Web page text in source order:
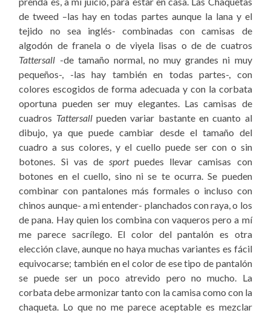
de tweed –las hay en todas partes aunque la lana y el
tejido no sea inglés- combinadas con camisas de
algodón de franela o de viyela lisas o de de cuatros
Tattersall -de tamaño normal, no muy grandes ni muy
pequeños-, -las hay también en todas partes-, con
colores escogidos de forma adecuada y con la corbata
oportuna pueden ser muy elegantes. Las camisas de
cuadros Tattersallpueden variar bastante en cuanto al
dibujo, ya que puede cambiar desde el tamaño del
cuadro a sus colores, y el cuello puede ser con o sin
botones. Si vas de sportpuedes llevar camisas con
botones en el cuello, sino ni se te ocurra. Se pueden
combinar con pantalones más formales o incluso con
chinos aunque- a mi entender- planchados con raya, o los
de pana. Hay quien los combina con vaqueros pero a mí
me parece sacrílego. El color del pantalón es otra
elección clave, aunque no haya muchas variantes es fácil
equivocarse; también en el color de ese tipo de pantalón
se puede ser un poco atrevido pero no mucho. La
corbata debe armonizar tanto con la camisa como con la
chaqueta. Lo que no me parece aceptable es mezclar